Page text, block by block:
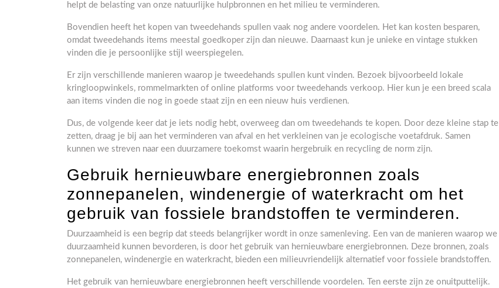
helpt de belasting van onze natuurlijke hulpbronnen en het milieu te verminderen.
Bovendien heeft het kopen van tweedehands spullen vaak nog andere voordelen. Het kan kosten besparen,
omdat tweedehands items meestal goedkoper zijn dan nieuwe. Daarnaast kun je unieke en vintage stukken
vinden die je persoonlijke stijl weerspiegelen.
Er zijn verschillende manieren waarop je tweedehands spullen kunt vinden. Bezoek bijvoorbeeld lokale
kringloopwinkels, rommelmarkten of online platforms voor tweedehands verkoop. Hier kun je een breed scala
aan items vinden die nog in goede staat zijn en een nieuw huis verdienen.
Dus, de volgende keer dat je iets nodig hebt, overweeg dan om tweedehands te kopen. Door deze kleine stap te
zetten, draag je bij aan het verminderen van afval en het verkleinen van je ecologische voetafdruk. Samen
kunnen we streven naar een duurzamere toekomst waarin hergebruik en recycling de norm zijn.
Gebruik hernieuwbare energiebronnen zoals
zonnepanelen, windenergie of waterkracht om het
gebruik van fossiele brandstoffen te verminderen.
Duurzaamheid is een begrip dat steeds belangrijker wordt in onze samenleving. Een van de manieren waarop we
duurzaamheid kunnen bevorderen, is door het gebruik van hernieuwbare energiebronnen. Deze bronnen, zoals
zonnepanelen, windenergie en waterkracht, bieden een milieuvriendelijk alternatief voor fossiele brandstoffen.
Het gebruik van hernieuwbare energiebronnen heeft verschillende voordelen. Ten eerste zijn ze onuitputtelijk.